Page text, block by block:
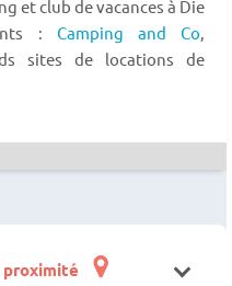
et club de vacances à Die
: Camping and Co,
sites de locations de
proximité